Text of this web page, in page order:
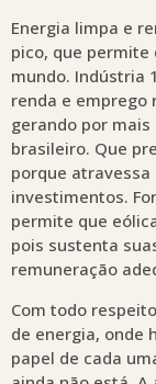
Energia limpa e
pico, que permite
mundo. Indústria
renda e emprego
gerando por
brasileiro. Que
porque
investimentos.
permite que
pois sustenta
remuneração
Com todo
de energia, onde
papel de cada